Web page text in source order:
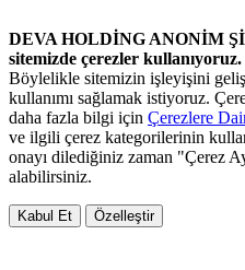
DEVA HOLDİNG ANONİM
sitemizde çerezler kullanıyoruz.
Böylelikle sitemizin işleyişini
kullanımı sağlamak istiyoruz.
daha fazla bilgi için Çerezlere
ve ilgili çerez kategorilerinin
onayı dilediğiniz zaman "Çerez
alabilirsiniz.
Kabul Et Özelleştir